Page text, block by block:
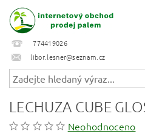
774419026
libor.lesner@seznam.cz
LECHUZA CUBE
Neohodnoceno